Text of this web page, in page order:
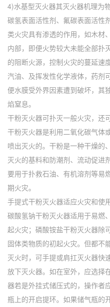
4)水基型灭火器其灭火器机理为
碳氢表面活性剂、氟碳表面活性
类火灾具有渗透的作用，如木材
内部，即便火势较大未能全部扑
的阻断火源，控制火灾的蔓延速
汽油、及挥发性化学液体，药剂
便水膜受外界因素遭到破坏，其
焰窒息。
干粉灭火器可扑灭一般火灾，还
干粉灭火器是利用二氧化碳气体
喷出灭火的。干粉是一种干燥的
灭火的基料和防潮剂、流动促进
要用于扑救石油、有机溶剂等易
期火灾。
手提式干粉灭火器适应火灾和使
碳酸氢钠干粉灭火器适用于易燃
起火灾；磷酸铵盐干粉灭火器除
固体类物质的初起火灾。但都不
灭火时，可手提或肩扛灭火器快
放下灭火器。如在室外，应选择
器若是外挂式储压式的，操作者
瓶上的开启提环。如果储气瓶的